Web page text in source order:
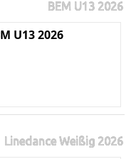
BEM U13 2026
U13 2026
Linedance Weißig 2026